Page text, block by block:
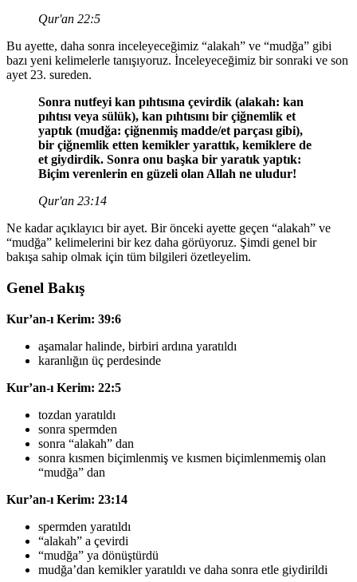
Qur'an 22:5
Bu ayette, daha sonra inceleyeceğimiz “alakah” ve “mudğa” gibi
bazı yeni kelimelerle tanışıyoruz. İnceleyeceğimiz bir sonraki ve son
ayet 23. sureden.
Sonra nutfeyi kan pıhtısına çevirdik (alakah: kan
pıhtısı veya sülük), kan pıhtısını bir çiğnemlik et
yaptık (mudğa: çiğnenmiş madde/et parçası gibi),
bir çiğnemlik etten kemikler yarattık, kemiklere de
et giydirdik. Sonra onu başka bir yaratık yaptık:
Biçim verenlerin en güzeli olan Allah ne uludur!
Qur'an 23:14
Ne kadar açıklayıcı bir ayet. Bir önceki ayette geçen “alakah” ve
“mudğa” kelimelerini bir kez daha görüyoruz. Şimdi genel bir
bakışa sahip olmak için tüm bilgileri özetleyelim.
Genel Bakış
Kur’an-ı Kerim: 39:6
aşamalar halinde, birbiri ardına yaratıldı
karanlığın üç perdesinde
Kur’an-ı Kerim: 22:5
tozdan yaratıldı
sonra spermden
sonra “alakah” dan
sonra kısmen biçimlenmiş ve kısmen biçimlenmemiş olan
“mudğa” dan
Kur’an-ı Kerim: 23:14
spermden yaratıldı
“alakah” a çevirdi
“mudğa” ya dönüştürdü
mudğa’dan kemikler yaratıldı ve daha sonra etle giydirildi